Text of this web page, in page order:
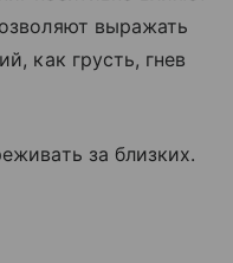
выражать
как грусть, гнев
за близких.